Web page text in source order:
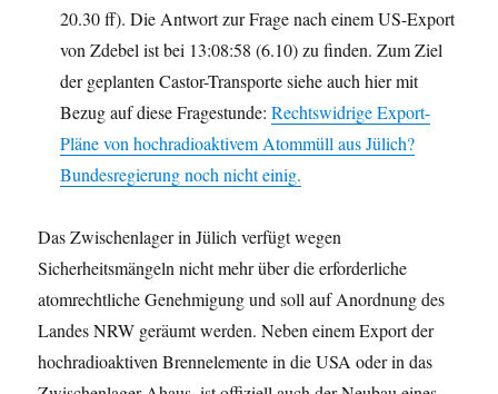
20.30 ff). Die Antwort zur Frage nach einem US-Export
von Zdebel ist bei 13:08:58 (6.10) zu finden. Zum Ziel
der geplanten Castor-Transporte siehe auch hier mit
Bezug auf diese Fragestunde:Rechtswidrige Export-
Pläne von hochradioaktivem Atommüll aus Jülich?
Bundesregierung noch nicht einig.
Das Zwischenlager in Jülich verfügt wegen
Sicherheitsmängeln nicht mehr über die erforderliche
atomrechtliche Genehmigung und soll auf Anordnung des
Landes NRW geräumt werden. Neben einem Export der
hochradioaktiven Brennelemente in die USA oder in das